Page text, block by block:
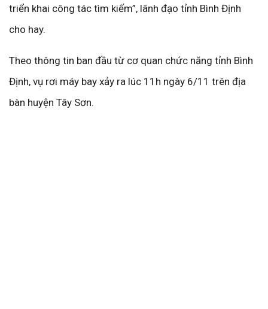
triển khai công tác tìm kiếm”, lãnh đạo tỉnh Bình Định
cho hay.
Theo thông tin ban đầu từ cơ quan chức năng tỉnh Bình
Định, vụ rơi máy bay xảy ra lúc 11h ngày 6/11 trên địa
bàn huyện Tây Sơn.